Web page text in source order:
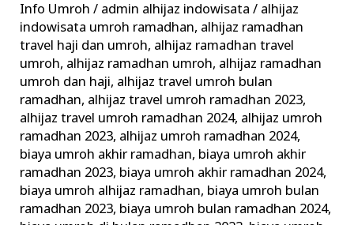
Info Umroh / admin alhijaz indowisata/ alhijaz
indowisata umroh ramadhan, alhijaz ramadhan
travel haji dan umroh, alhijaz ramadhan travel
umroh, alhijaz ramadhan umroh, alhijaz ramadhan
umroh dan haji, alhijaz travel umroh bulan
ramadhan, alhijaz travel umroh ramadhan 2023,
alhijaz travel umroh ramadhan 2024, alhijaz umroh
ramadhan 2023, alhijaz umroh ramadhan 2024,
biaya umroh akhir ramadhan, biaya umroh akhir
ramadhan 2023, biaya umroh akhir ramadhan 2024,
biaya umroh alhijaz ramadhan, biaya umroh bulan
ramadhan 2023, biaya umroh bulan ramadhan 2024,